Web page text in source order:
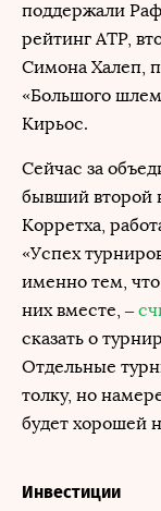
поддержали
рейтинг ATP,
Симона Халеп,
«Большого
Кирьос.
Сейчас за
бывший второй
Корретха,
«Успех
именно тем,
них вместе, –
сказать о
Отдельные
толку, но
будет хорошей
Инвестиции